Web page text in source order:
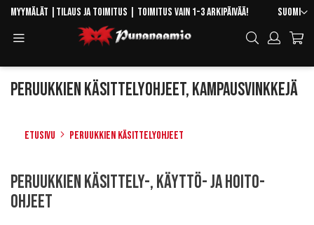
Skip
Content
Kieli
Suomi
Myymälät Tilaus ja toimitus | Toimitus vain 1-3 arkipäivää!
Hae
Peruukkien käsittelyohjeet, kampausvinkkejä
Etusivu Peruukkien käsittelyohjeet
Peruukkien käsittely-, käyttö- ja hoito-
ohjeet